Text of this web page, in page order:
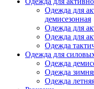
Одежда для
демисезонная
Одежда для
Одежда для
Одежда
Одежда для
Одежда
Одежда
Одежда